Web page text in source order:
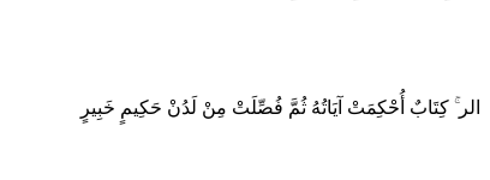
الر ۚ كِتَابٌ أُحْكِمَتْ آيَاتُهُ ثُمَّ فُصِّلَتْ مِنْ لَدُنْ حَكِيمٍ خَبِيرٍ